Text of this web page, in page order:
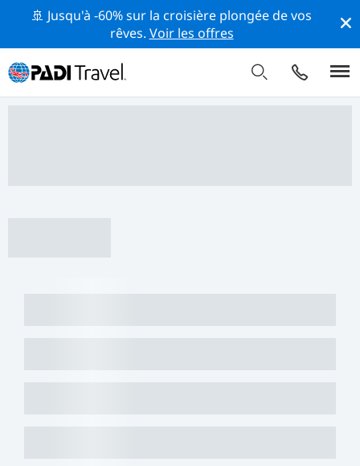
🚢 Jusqu'à -60% sur la croisière plongée de vos
rêves. Voir les offres